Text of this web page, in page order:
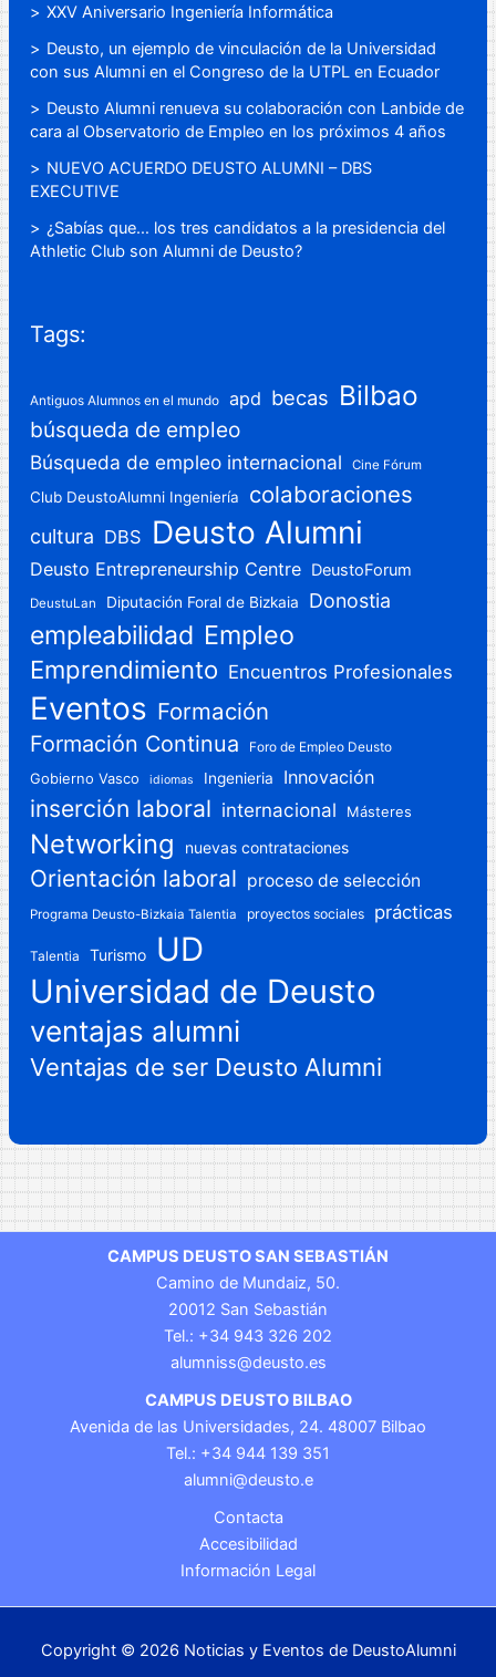
XXV Aniversario Ingeniería Informática
Deusto, un ejemplo de vinculación de la Universidad
con sus Alumni en el Congreso de la UTPL en Ecuador
Deusto Alumni renueva su colaboración con Lanbide de
cara al Observatorio de Empleo en los próximos 4 años
NUEVO ACUERDO DEUSTO ALUMNI – DBS
EXECUTIVE
¿Sabías que… los tres candidatos a la presidencia del
Athletic Club son Alumni de Deusto?
Tags:
Antiguos Alumnos en el mundo apd becas Bilbao
búsqueda de empleo
Búsqueda de empleo internacional Cine Fórum
Club DeustoAlumni Ingeniería colaboraciones
cultura DBS Deusto Alumni
Deusto Entrepreneurship Centre DeustoForum
DeustuLan Diputación Foral de Bizkaia Donostia
empleabilidad Empleo
Emprendimiento Encuentros Profesionales
Eventos Formación
Formación Continua Foro de Empleo Deusto
Gobierno Vasco idiomas Ingenieria Innovación
inserción laboral internacional Másteres
Networking nuevas contrataciones
Orientación laboral proceso de selección
Programa Deusto-Bizkaia Talentia proyectos sociales prácticas
Talentia Turismo
UD
Universidad de Deusto
ventajas alumni
Ventajas de ser Deusto Alumni
CAMPUS DEUSTO SAN SEBASTIÁN
Camino de Mundaiz, 50.
20012 San Sebastián
Tel.: +34 943 326 202
alumniss@deusto.es
CAMPUS DEUSTO BILBAO
Avenida de las Universidades, 24. 48007 Bilbao
Tel.: +34 944 139 351
alumni@deusto.e
Contacta
Accesibilidad
Información Legal
Copyright © 2026 Noticias y Eventos de DeustoAlumni